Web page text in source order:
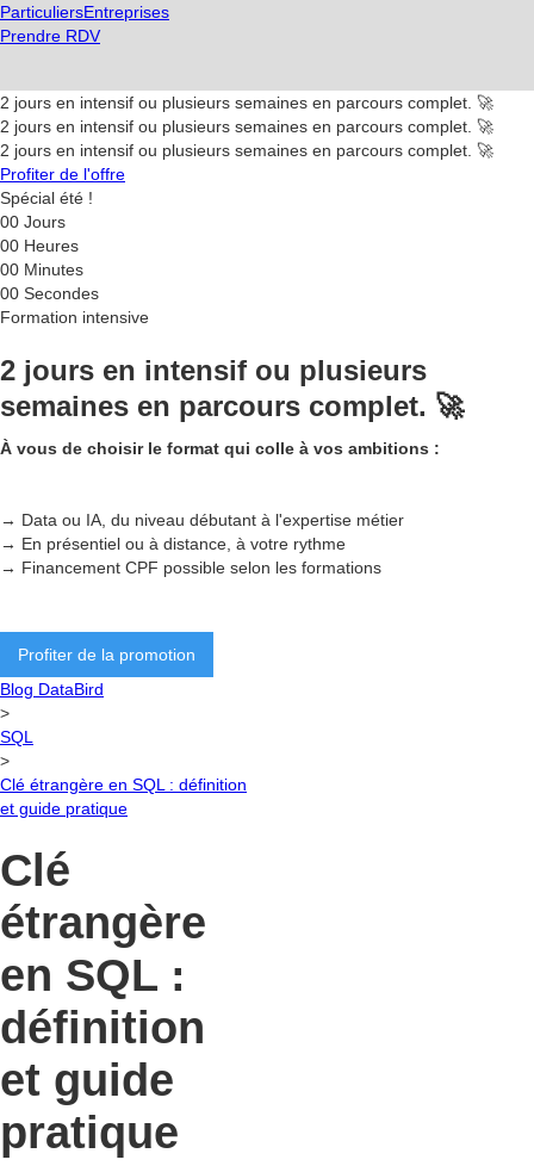
ParticuliersEntreprises
Prendre RDV
2 jours en intensif ou plusieurs semaines en parcours complet. 🚀
2 jours en intensif ou plusieurs semaines en parcours complet. 🚀
2 jours en intensif ou plusieurs semaines en parcours complet. 🚀
Profiter de l'offre
Spécial été !
00 Jours
00 Heures
00 Minutes
00 Secondes
Formation intensive
2 jours en intensif ou plusieurs
semaines en parcours complet. 🚀
À vous de choisir le format qui colle à vos ambitions :
→ Data ou IA, du niveau débutant à l'expertise métier
→ En présentiel ou à distance, à votre rythme
→ Financement CPF possible selon les formations
Profiter de la promotion
Blog DataBird
>
SQL
>
Clé étrangère en SQL : définition
et guide pratique
Clé
étrangère
en SQL :
définition
et guide
pratique